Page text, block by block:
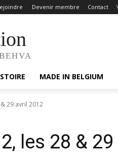
Devenir membre Contact
MADE IN BELGIUM
29 avril 2012
les 28 &